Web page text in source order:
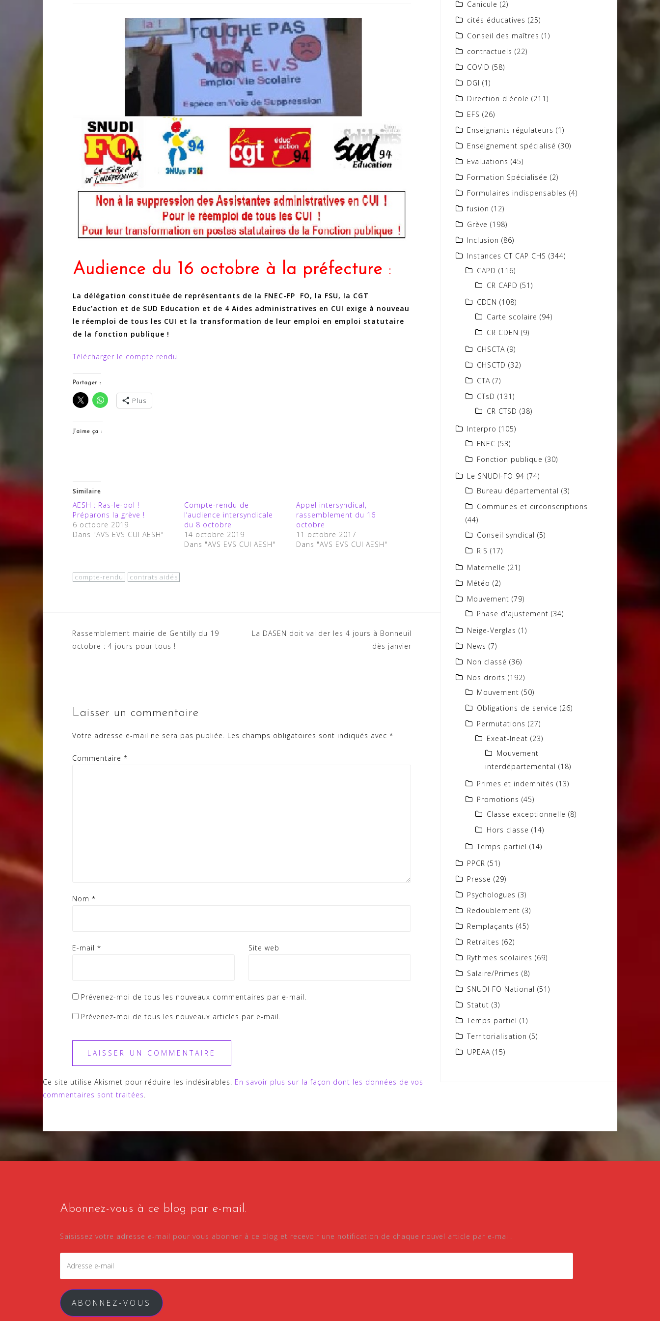
Audience du 16 octobre à la préfecture :
La délégation constituée de représentants de la FNEC-FP FO, la FSU, la CGT
Educ’action et de SUD Education et de 4 Aides administratives en CUI exige à nouveau
le réemploi de tous les CUI et la transformation de leur emploi en emploi statutaire
de la fonction publique !
Télécharger le compte rendu
Partager :
Plus
J’aime ça :
Similaire
AESH : Ras-le-bol !
Préparons la grève !
6 octobre 2019
Dans "AVS EVS CUI AESH"
Compte-rendu de
l’audience intersyndicale
du 8 octobre
14 octobre 2019
Dans "AVS EVS CUI AESH"
Appel intersyndical,
rassemblement du 16
octobre
11 octobre 2017
Dans "AVS EVS CUI AESH"
compte-rendu contrats aidés
Navigation
de
Rassemblement mairie de Gentilly du 19
octobre : 4 jours pour tous !
La DASEN doit valider les 4 jours à Bonneuil
dès janvier
Laisser un commentaire
Votre adresse e-mail ne sera pas publiée. Les champs obligatoires sont indiqués avec *
Commentaire *
Nom *
E-mail * Site web
Prévenez-moi de tous les nouveaux commentaires par e-mail.
Prévenez-moi de tous les nouveaux articles par e-mail.
Ce site utilise Akismet pour réduire les indésirables. En savoir plus sur la façon dont les données de vos
commentaires sont traitées.
Canicule (2)
cités éducatives (25)
Conseil des maîtres (1)
contractuels (22)
COVID (58)
DGI (1)
Direction d'école (211)
EFS (26)
Enseignants régulateurs (1)
Enseignement spécialisé (30)
Evaluations (45)
Formation Spécialisée (2)
Formulaires indispensables (4)
fusion (12)
Grève (198)
Inclusion (86)
Instances CT CAP CHS (344)
CAPD (116)
CR CAPD (51)
CDEN (108)
Carte scolaire (94)
CR CDEN (9)
CHSCTA (9)
CHSCTD (32)
CTA (7)
CTsD (131)
CR CTSD (38)
Interpro (105)
FNEC (53)
Fonction publique (30)
Le SNUDI-FO 94 (74)
Bureau départemental (3)
Communes et circonscriptions
(44)
Conseil syndical (5)
RIS (17)
Maternelle (21)
Météo (2)
Mouvement (79)
Phase d'ajustement (34)
Neige-Verglas (1)
News (7)
Non classé (36)
Nos droits (192)
Mouvement (50)
Obligations de service (26)
Permutations (27)
Exeat-Ineat (23)
Mouvement
interdépartemental (18)
Primes et indemnités (13)
Promotions (45)
Classe exceptionnelle (8)
Hors classe (14)
Temps partiel (14)
PPCR (51)
Presse (29)
Psychologues (3)
Redoublement (3)
Remplaçants (45)
Retraites (62)
Rythmes scolaires (69)
Salaire/Primes (8)
SNUDI FO National (51)
Statut (3)
Temps partiel (1)
Territorialisation (5)
UPEAA (15)
Abonnez-vous à ce blog par e-mail.
Saisissez votre adresse e-mail pour vous abonner à ce blog et recevoir une notification de chaque nouvel article par e-mail.
ABONNEZ-VOUS